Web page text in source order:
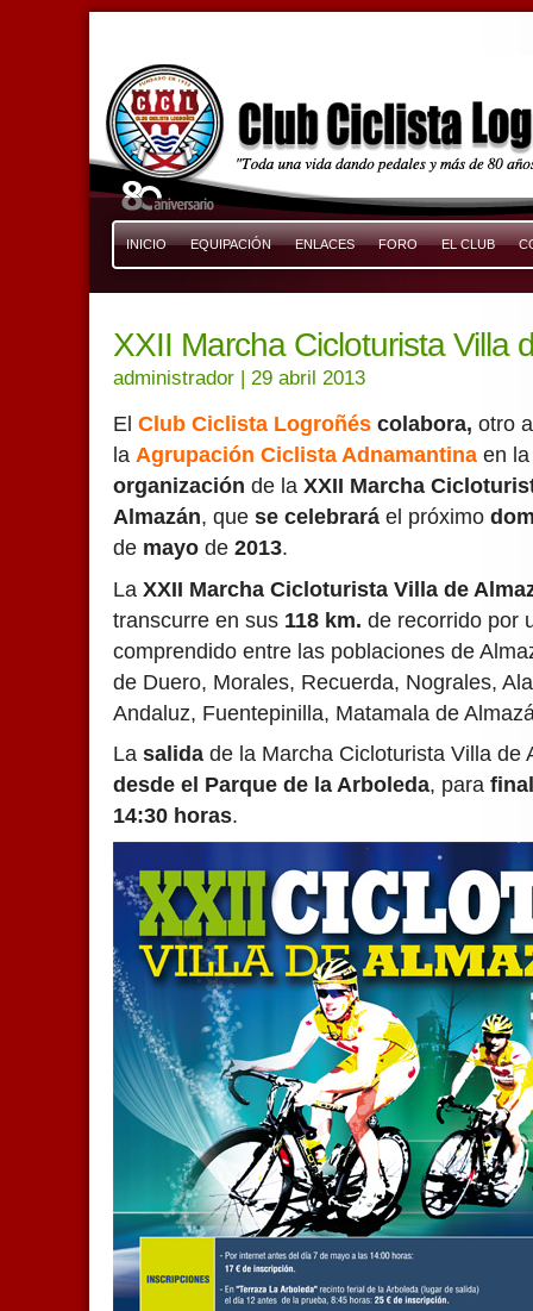
INICIO EQUIPACIÓN ENLACES FORO EL CLUB
XXII Marcha Cicloturista Villa
administrador | 29 abril 2013
El Club Ciclista Logroñés colabora, otro
la Agrupación Ciclista Adnamantina en la
organización de la XXII Marcha
Almazán, que se celebrará el próximo
de mayo de 2013.
La XXII Marcha Cicloturista Villa de
transcurre en sus 118 km. de recorrido por
comprendido entre las poblaciones de
de Duero, Morales, Recuerda, Nograles,
Andaluz, Fuentepinilla, Matamala de
La salida de la Marcha Cicloturista Villa de
desde el Parque de la Arboleda, para
14:30 horas.